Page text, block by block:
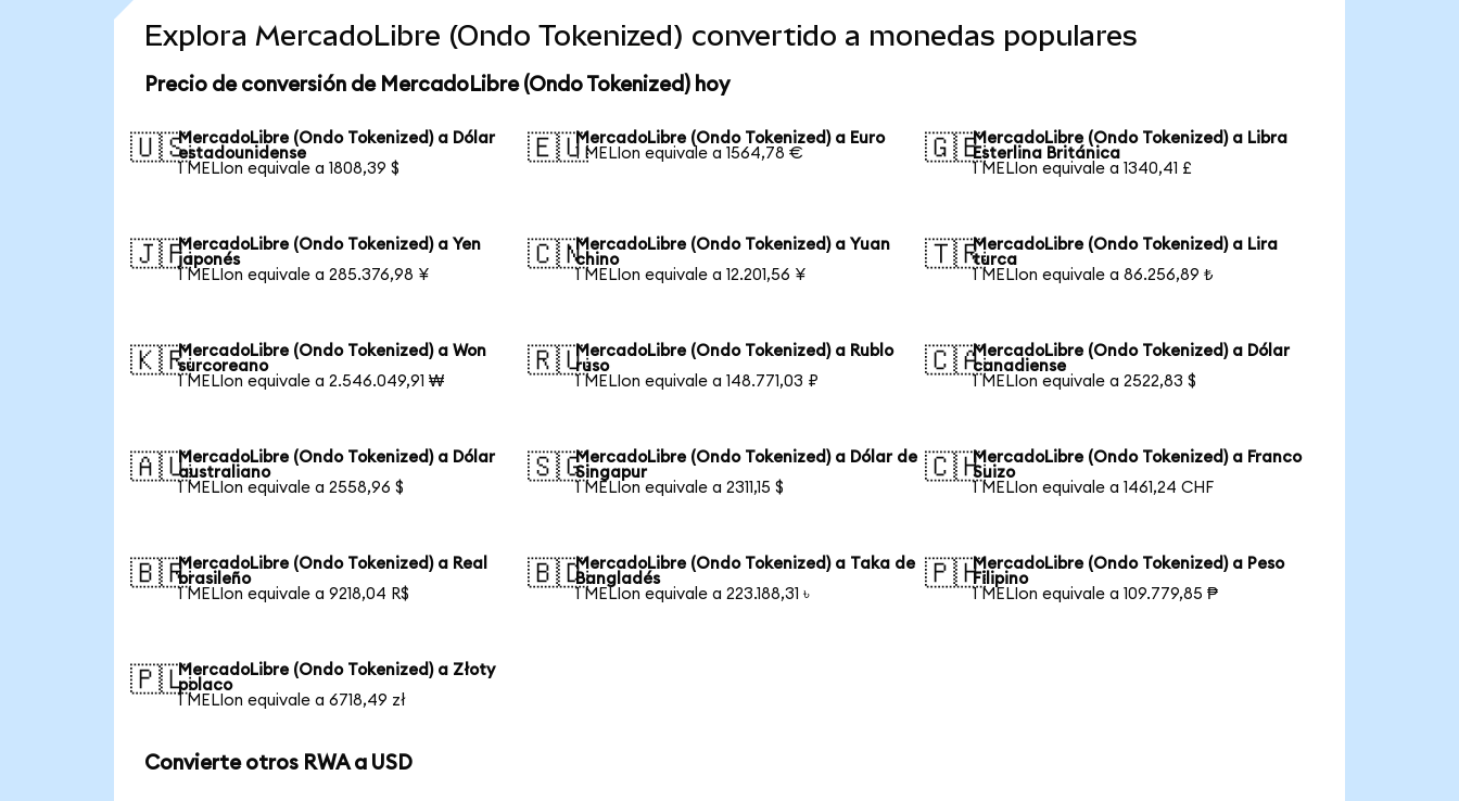
Explora MercadoLibre (Ondo Tokenized) convertido a monedas populares
Precio de conversión de MercadoLibre (Ondo Tokenized) hoy
🇺🇸MercadoLibre (Ondo Tokenized) a Dólar
estadounidense
1 MELIon equivale a 1808,39 $
🇪🇺MercadoLibre (Ondo Tokenized) a Euro
1 MELIon equivale a 1564,78 €
🇬🇧MercadoLibre (Ondo Tokenized) a Libra
Esterlina Británica
1 MELIon equivale a 1340,41 £
🇯🇵MercadoLibre (Ondo Tokenized) a Yen
japonés
1 MELIon equivale a 285.376,98 ¥
🇨🇳MercadoLibre (Ondo Tokenized) a Yuan
chino
1 MELIon equivale a 12.201,56 ¥
🇹🇷MercadoLibre (Ondo Tokenized) a Lira
turca
1 MELIon equivale a 86.256,89 ₺
🇰🇷MercadoLibre (Ondo Tokenized) a Won
surcoreano
1 MELIon equivale a 2.546.049,91 ₩
🇷🇺MercadoLibre (Ondo Tokenized) a Rublo
ruso
1 MELIon equivale a 148.771,03 ₽
🇨🇦MercadoLibre (Ondo Tokenized) a Dólar
canadiense
1 MELIon equivale a 2522,83 $
🇦🇺MercadoLibre (Ondo Tokenized) a Dólar
australiano
1 MELIon equivale a 2558,96 $
🇸🇬MercadoLibre (Ondo Tokenized) a Dólar de
Singapur
1 MELIon equivale a 2311,15 $
🇨🇭MercadoLibre (Ondo Tokenized) a Franco
Suizo
1 MELIon equivale a 1461,24 CHF
🇧🇷MercadoLibre (Ondo Tokenized) a Real
brasileño
1 MELIon equivale a 9218,04 R$
🇧🇩MercadoLibre (Ondo Tokenized) a Taka de
Bangladés
1 MELIon equivale a 223.188,31 ৳
🇵🇭MercadoLibre (Ondo Tokenized) a Peso
Filipino
1 MELIon equivale a 109.779,85 ₱
🇵🇱MercadoLibre (Ondo Tokenized) a Złoty
polaco
1 MELIon equivale a 6718,49 zł
Convierte otros RWA a USD